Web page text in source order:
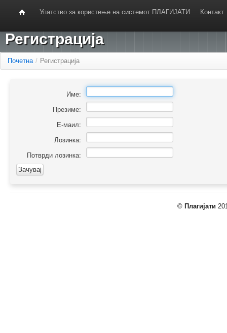
Упатство за користење на системот ПЛАГИЈАТИ Контакт
Регистрација
Почетна / Регистрација
Име:
Презиме:
Е-маил:
Лозинка:
Потврди лозинка:
© Плагијати